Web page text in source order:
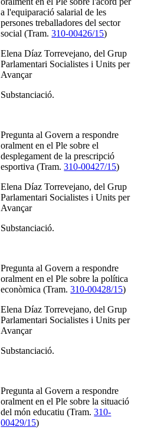
a l'equiparació salarial de les
persones treballadores del sector
social (Tram.310-00426/15)
Elena Díaz Torrevejano, del Grup
Parlamentari Socialistes i Units per
Avançar
Substanciació.
Pregunta al Govern a respondre
oralment en el Ple sobre el
desplegament de la prescripció
esportiva (Tram.310-00427/15)
Elena Díaz Torrevejano, del Grup
Parlamentari Socialistes i Units per
Avançar
Substanciació.
Pregunta al Govern a respondre
oralment en el Ple sobre la política
econòmica (Tram.310-00428/15)
Elena Díaz Torrevejano, del Grup
Parlamentari Socialistes i Units per
Avançar
Substanciació.
Pregunta al Govern a respondre
oralment en el Ple sobre la situació
del món educatiu (Tram.310-
00429/15)